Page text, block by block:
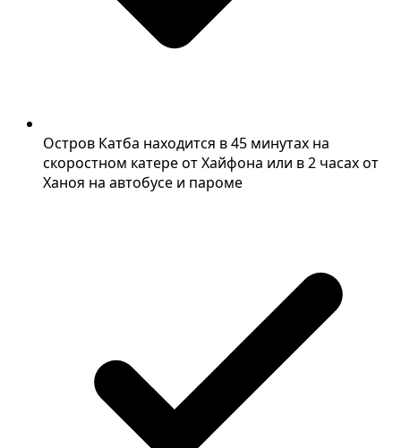
Остров Катба находится в 45 минутах на
скоростном катере от Хайфона или в 2 часах от
Ханоя на автобусе и пароме